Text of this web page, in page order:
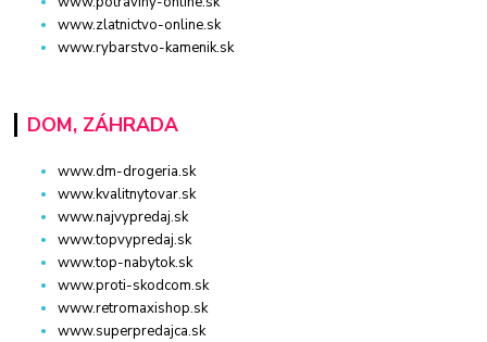
www.zlatnictvo-online.sk
www.rybarstvo-kamenik.sk
DOM, ZÁHRADA
www.dm-drogeria.sk
www.kvalitnytovar.sk
www.najvypredaj.sk
www.topvypredaj.sk
www.top-nabytok.sk
www.proti-skodcom.sk
www.retromaxishop.sk
www.superpredajca.sk